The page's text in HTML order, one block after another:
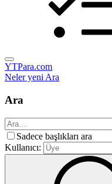
YTPara.com
Neler yeniAra
Ara
Sadece başlıkları ara
Kullanıcı: